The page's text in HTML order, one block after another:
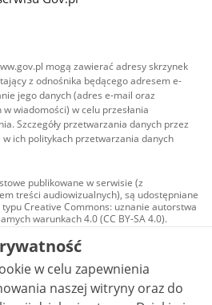
mogą zawierać adresy skrzynek
z odnośnika będącego adresem e-
jego danych (adres e-mail oraz
wiadomości) w celu przesłania
Szczegóły przetwarzania danych przez
ich politykach przetwarzania danych
publikowane w serwisie (z
treści audiowizualnych), są udostępniane
typu Creative Commons: uznanie autorstwa
warunkach 4.0 (CC BY-SA 4.0).
w tym zdjęcia, materiały
są udostępniane na licencji typu
uznanie autorstwa użycie
- bez utworów zależnych 4.0 (CC BY-
o ile nie jest to stwierdzone inaczej.
w celu zapewnienia
naszej witryny oraz do